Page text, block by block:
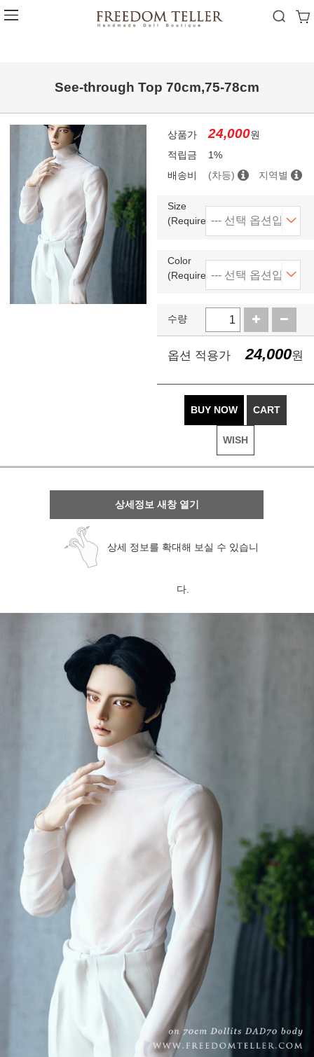
See-through Top 70cm,75-78cm
상품가 24,000원
적립금
1%
배송비
(차등) 지역별
Size
(Required)
Color
(Required)
수량
옵션 적용가 24,000원
BUY NOW CART
WISH
상세정보 새창 열기
상세 정보를 확대해 보실 수 있습니
다.